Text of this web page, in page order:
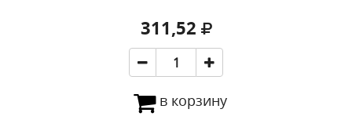
311,52
в корзину